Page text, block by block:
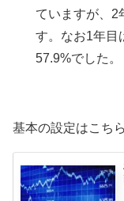
ていますが、2
す。なお1年目
57.9%でした。
基本の設定はこち